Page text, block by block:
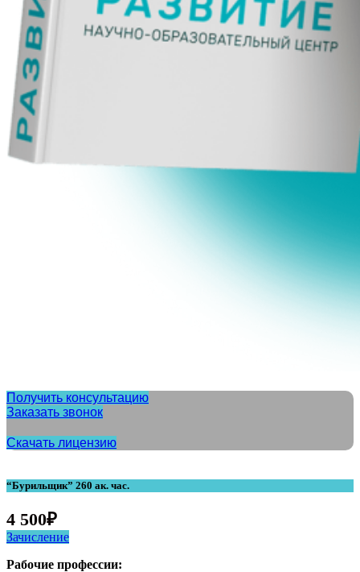
Получить консультацию
Заказать звонок
Скачать лицензию
“Бурильщик” 260 ак. час.
4 500₽
Зачисление
Рабочие профессии: